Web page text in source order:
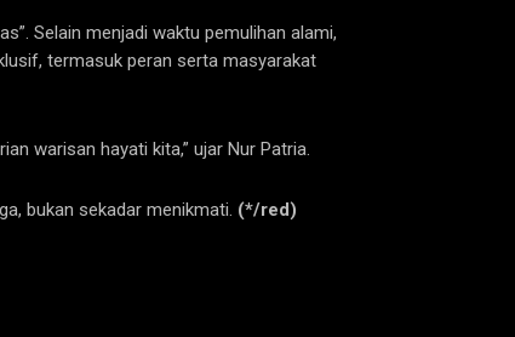
Selain menjadi waktu pemulihan alami,
termasuk peran serta masyarakat
warisan hayati kita,” ujar Nur Patria.
bukan sekadar menikmati. (*/red)